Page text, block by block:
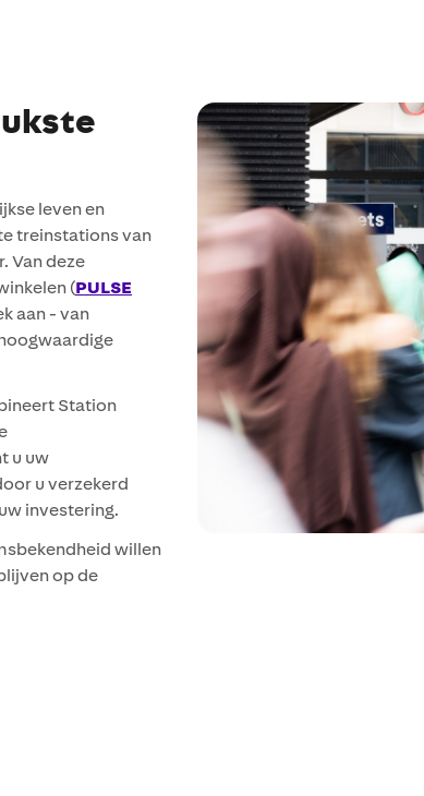
leven en
treinstations van
Van deze
(PULSE
aan - van
Station
u uw
u verzekerd
investering.
willen
op de